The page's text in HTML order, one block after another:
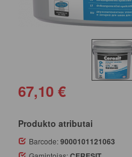
67,10 €
Produkto atributai
Barcode:9000101121063